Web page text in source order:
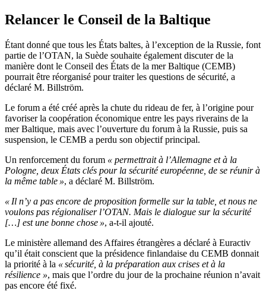
Relancer le Conseil de la Baltique
Étant donné que tous les États baltes, à l’exception de la Russie, font
partie de l’OTAN, la Suède souhaite également discuter de la
manière dont le Conseil des États de la mer Baltique (CEMB)
pourrait être réorganisé pour traiter les questions de sécurité, a
déclaré M. Billström.
Le forum a été créé après la chute du rideau de fer, à l’origine pour
favoriser la coopération économique entre les pays riverains de la
mer Baltique, mais avec l’ouverture du forum à la Russie, puis sa
suspension, le CEMB a perdu son objectif principal.
Un renforcement du forum « permettrait à l’Allemagne et à la
Pologne, deux États clés pour la sécurité européenne, de se réunir à
la même table », a déclaré M. Billström.
« Il n’y a pas encore de proposition formelle sur la table, et nous ne
voulons pas régionaliser l’OTAN. Mais le dialogue sur la sécurité
[…] est une bonne chose », a-t-il ajouté.
Le ministère allemand des Affaires étrangères a déclaré à Euractiv
qu’il était conscient que la présidence finlandaise du CEMB donnait
la priorité à la « sécurité, à la préparation aux crises et à la
résilience », mais que l’ordre du jour de la prochaine réunion n’avait
pas encore été fixé.